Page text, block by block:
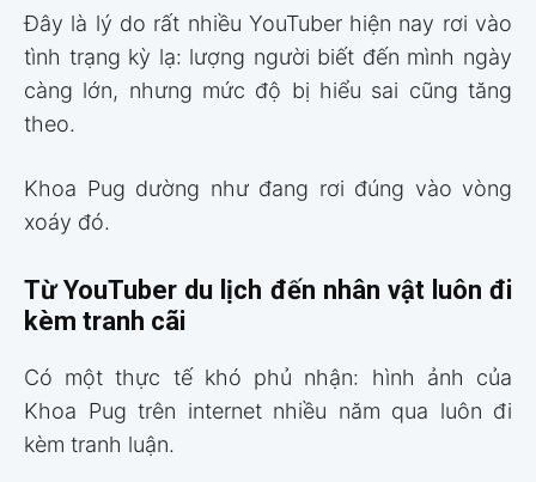
Đây là lý do rất nhiều YouTuber hiện nay rơi vào
tình trạng kỳ lạ: lượng người biết đến mình ngày
càng lớn, nhưng mức độ bị hiểu sai cũng tăng
theo.
Khoa Pug dường như đang rơi đúng vào vòng
xoáy đó.
Từ YouTuber du lịch đến nhân vật luôn đi
kèm tranh cãi
Có một thực tế khó phủ nhận: hình ảnh của
Khoa Pug trên internet nhiều năm qua luôn đi
kèm tranh luận.